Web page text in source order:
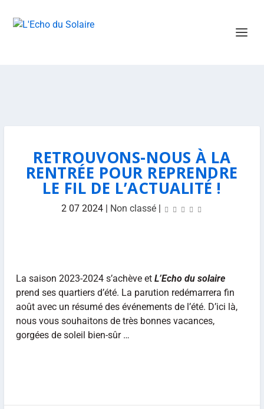
RETROUVONS-NOUS À LA
RENTRÉE POUR REPRENDRE
LE FIL DE L’ACTUALITÉ !
2 07 2024 | Non classé |
La saison 2023-2024 s’achève et L’Echo du solaire
prend ses quartiers d’été. La parution redémarrera fin
août avec un résumé des événements de l’été. D’ici là,
nous vous souhaitons de très bonnes vacances,
gorgées de soleil bien-sûr …